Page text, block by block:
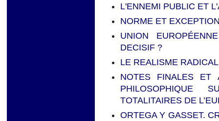
L'ENNEMI PUBLIC ET
NORME ET
UNION
DECISIF ?
LE REALISME RADICAL
NOTES FINALES ET
PHILOSOPHIQUE
TOTALITAIRES DE
ORTEGA Y GASSET.